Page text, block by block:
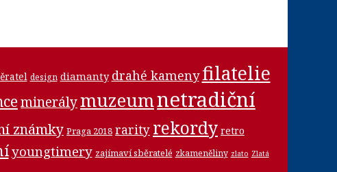
design diamanty drahé kamenyfilatelie
minerálymuzeumnetradiční
známky Praga 2018 rarity rekordy retro
youngtimery zajímaví sběratelé zkameněliny zlato Zlatá